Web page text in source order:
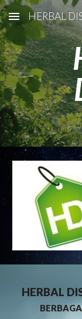
Skip to main
HERBAL
HERBAL